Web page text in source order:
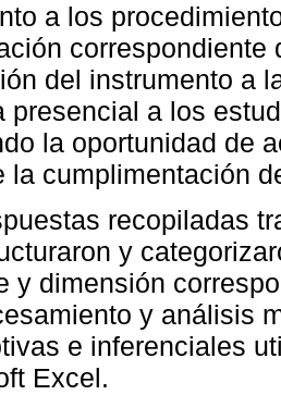
a los
del instrumento a
presencial a los
la oportunidad de
la cumplimentación
recopiladas
y
y dimensión
y análisis
e inferenciales
Excel.